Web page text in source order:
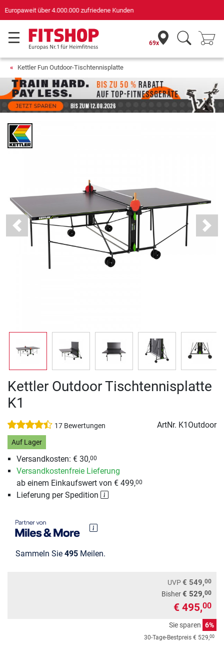
für Sportgeräte (n-tv+DISQ 2016-2024)
69x
Kettler Fun Outdoor-Tischtennisplatte
Previous Next
Kettler Outdoor Tischtennisplatte
K1
17 Bewertungen ArtNr. K1Outdoor
Auf Lager
Versandkosten: € 30,00
Versandkostenfreie Lieferung
ab einem Einkaufswert von € 499,00
Lieferung per Spedition
Sammeln Sie 495 Meilen.
UVP€ 549,00
Bisher€ 529,00
€ 495,00
Sie sparen 6%
30-Tage-Bestpreis € 529,00